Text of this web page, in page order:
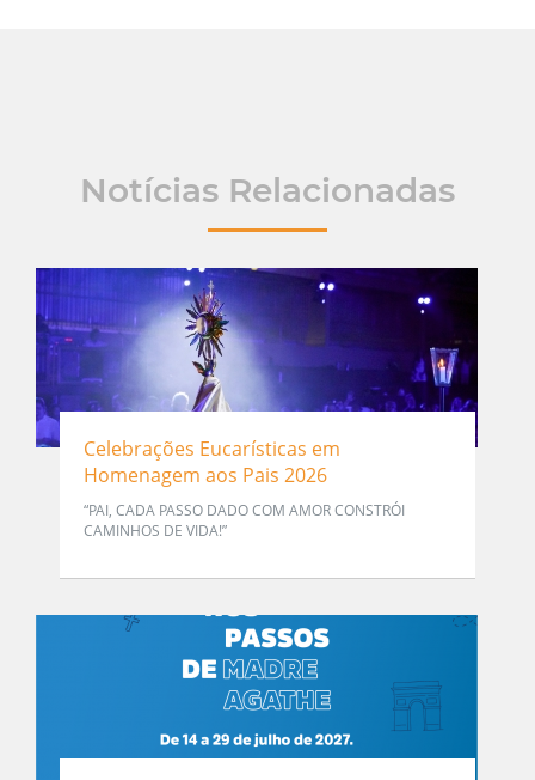
Notícias Relacionadas
Celebrações Eucarísticas em
Homenagem aos Pais 2026
“PAI, CADA PASSO DADO COM AMOR CONSTRÓI
CAMINHOS DE VIDA!”